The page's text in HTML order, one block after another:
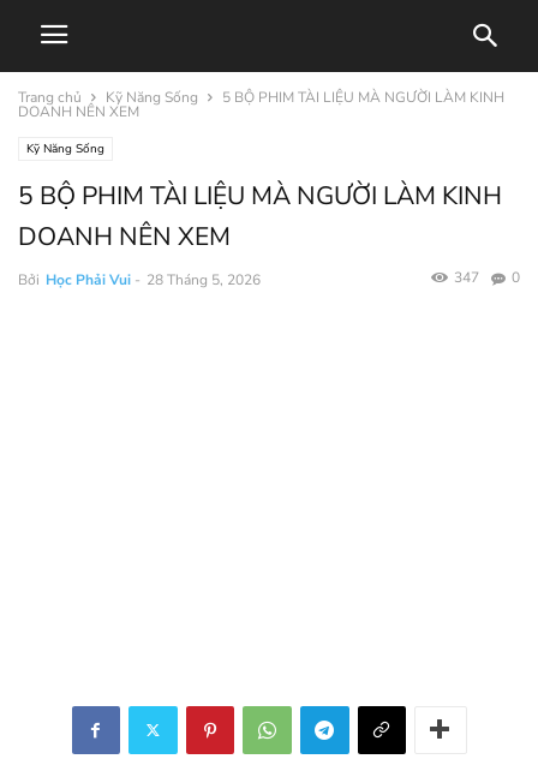
Trang chủ Kỹ Năng Sống 5 BỘ PHIM TÀI LIỆU MÀ NGƯỜI LÀM KINH
DOANH NÊN XEM
Kỹ Năng Sống
5 BỘ PHIM TÀI LIỆU MÀ NGƯỜI LÀM KINH
DOANH NÊN XEM
Bởi Học Phải Vui - 28 Tháng 5, 2026 0
347